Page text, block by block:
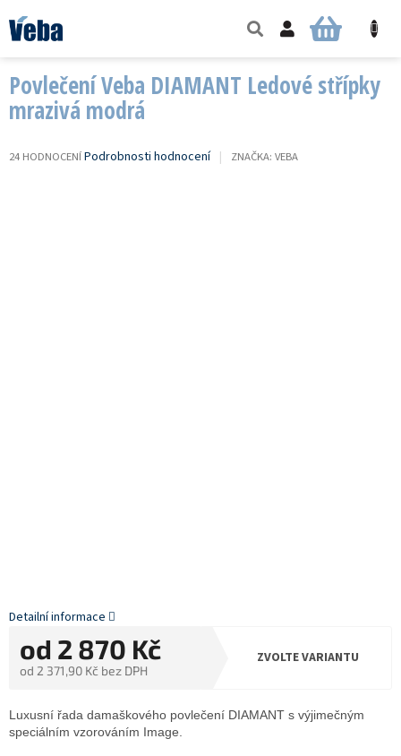
na
obsah
NÁKUPNÍ
Povlečení Veba DIAMANT Ledové střípky
mrazivá modrá
PRŮMĚRNÉ
24 HODNOCENÍPodrobnosti hodnocení ZNAČKA: VEBA
od 2 870 Kč
od 2 371,90 Kč bez DPH
ZVOLTE VARIANTU
Luxusní řada damaškového povlečení DIAMANT s výjimečným
speciálním vzorováním Image.
Detailní informace